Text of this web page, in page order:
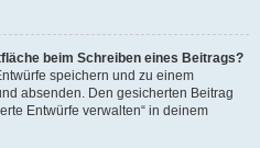
beim Schreiben eines Beitrags?
speichern und zu einem
absenden. Den gesicherten Beitrag
Entwürfe verwalten“ in deinem